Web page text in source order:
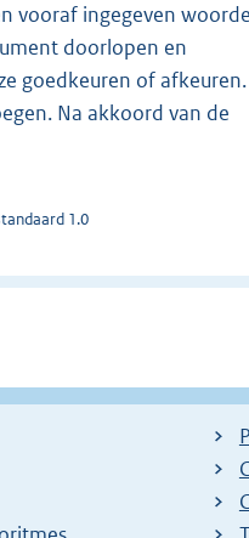
vooraf ingegeven
doorlopen en
goedkeuren of afkeuren.
Na akkoord van de
1.0